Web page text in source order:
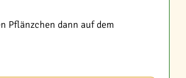
Pflänzchen dann auf dem